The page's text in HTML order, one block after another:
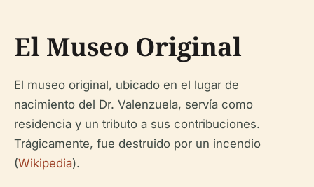
El Museo Original
El museo original, ubicado en el lugar de
nacimiento del Dr. Valenzuela, servía como
residencia y un tributo a sus contribuciones.
Trágicamente, fue destruido por un incendio
(Wikipedia).